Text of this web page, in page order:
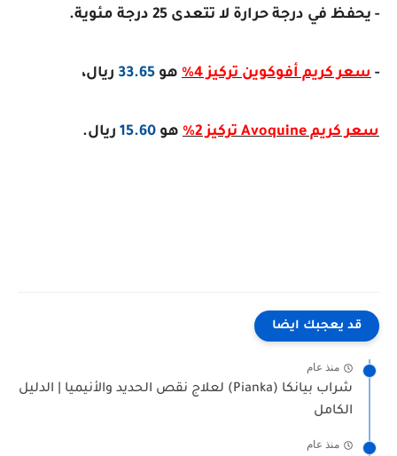
- يحفظ في درجة حرارة لا تتعدى 25 درجة مئوية.
- سعر كريم أفوكوين تركيز 4% هو 33.65 ريال،
سعر كريم Avoquine تركيز 2% هو 15.60 ريال.
قد يعجبك ايضا
منذ عام
شراب بيانكا (Pianka) لعلاج نقص الحديد والأنيميا | الدليل
الكامل
منذ عام